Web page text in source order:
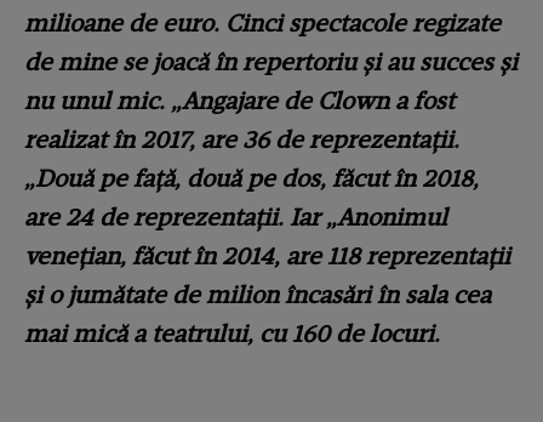
milioane de euro. Cinci spectacole regizate
de mine se joacă în repertoriu şi au succes şi
nu unul mic. „Angajare de Clown a fost
realizat în 2017, are 36 de reprezentaţii.
„Două pe faţă, două pe dos, făcut în 2018,
are 24 de reprezentaţii. Iar „Anonimul
veneţian, făcut în 2014, are 118 reprezentaţii
şi o jumătate de milion încasări în sala cea
mai mică a teatrului, cu 160 de locuri.